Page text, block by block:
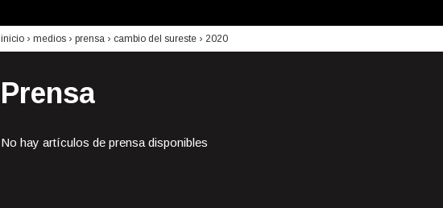
inicio › medios › prensa › cambio del sureste › 2020
Prensa
No hay artículos de prensa disponibles